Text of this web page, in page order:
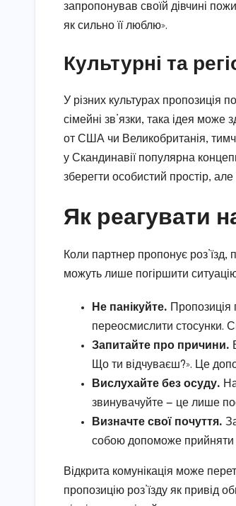
запропонував своїй дівчині
як сильно її люблю».
Культурні та
У різних культурах пропозиція
сімейні зв’язки, така ідея
от США чи Великобританія,
у Скандинавії популярна
зберегти особистий простір,
Як реагувати
Коли партнер пропонує роз’їзд,
можуть лише погіршити
Не панікуйте.
переосмислити стосунки.
Запитайте про причини.
Що ти відчуваєш?». Це
Вислухайте без осуду.
звинувачуйте — це лише
Визначте свої почуття.
собою допоможе прийняти
Відкрита комунікація може
пропозицію роз’їзду як привід